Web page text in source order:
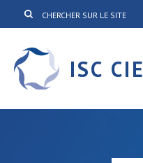
ISC CIE